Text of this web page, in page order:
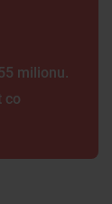
milionu.
co